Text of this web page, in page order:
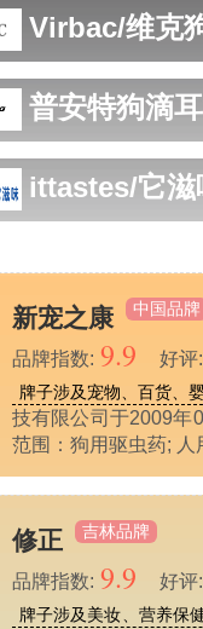
Virbac/维克
普安特狗滴
ittastes/它滋
新宠之康 中国品牌
品牌指数: 9.9 好评:
牌子涉及宠物、百货、
技有限公司于2009年
范围：狗用驱虫药; 人
修正 吉林品牌
品牌指数: 9.9 好评:
牌子涉及美妆、营养保